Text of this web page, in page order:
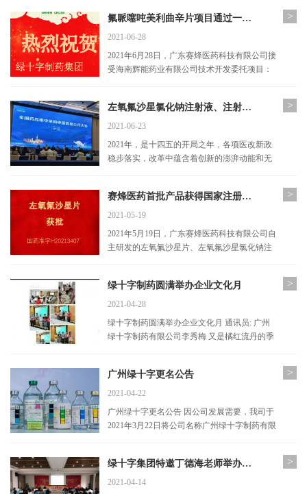
省、山西...
氟哌噻吨美利曲辛片项目通过一致性评价 >
2021-06-28
2021年6月28日，广东赛烽医药科技有限公司接
受海南辉能药业有限公司技术开发委托项目：
左氧氟沙星氯化钠注射液、注射用头孢曲松钠 成功中选第五批国家药品集中采购 >
2021-06-23
2021年，是十四五的开局之年，各项医改新政
稳步落实，改革中蕴含着创新的澎湃动能和无
潜移...
赛烽医药首批产品获得国家注册批准 >
2021-05-19
2021年5月19日，广东赛烽医药科技有限公司自
主研发的左氧氟沙星片、左氧氟沙星氯化钠注
绿十字制药圆满举办企业文化月 >
2021-04-28
绿十字制药圆满举办企业文化月 通讯员: 广州
绿十字制药有限公司李秀梅 又是橘红流丹的季
语...
广州绿十字更名公告 >
2021-04-22
广州绿十字更名公告 因公司发展需要，我司于
2021年3月22日将公司名称广州绿十字制药有限
签...
绿十字集团特邀丁德海老师举办＂药品上市后变更管理办法(试行)”政策解读专题培训会 >
2021-04-14